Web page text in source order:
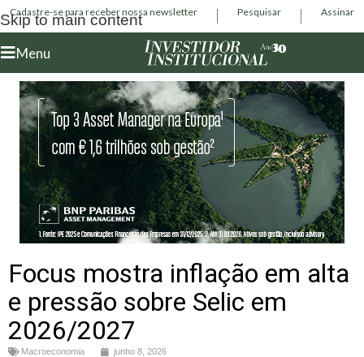
Skip to main content
Cadastre-se para receber nossa newsletter Pesquisar Assinar
Menu
Focus mostra inflação em alta
e pressão sobre Selic em
2026/2027
Macroeconomia junho 8, 2026